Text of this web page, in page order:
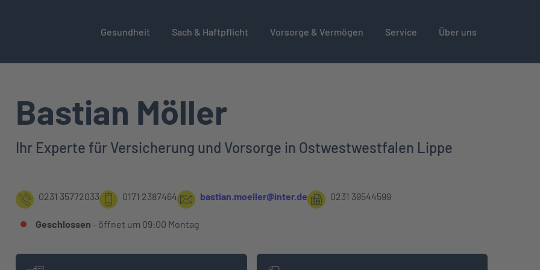
Gesundheit Sach & Haftpflicht Vorsorge & Vermögen Service Über uns
Bastian Möller
Ihr Experte für Versicherung und Vorsorge in Ostwestwestfalen Lippe
0231 35772033 0171 2387464 bastian.moeller@inter.de 0231 39544599
Geschlossen - öffnet um 09:00 Montag